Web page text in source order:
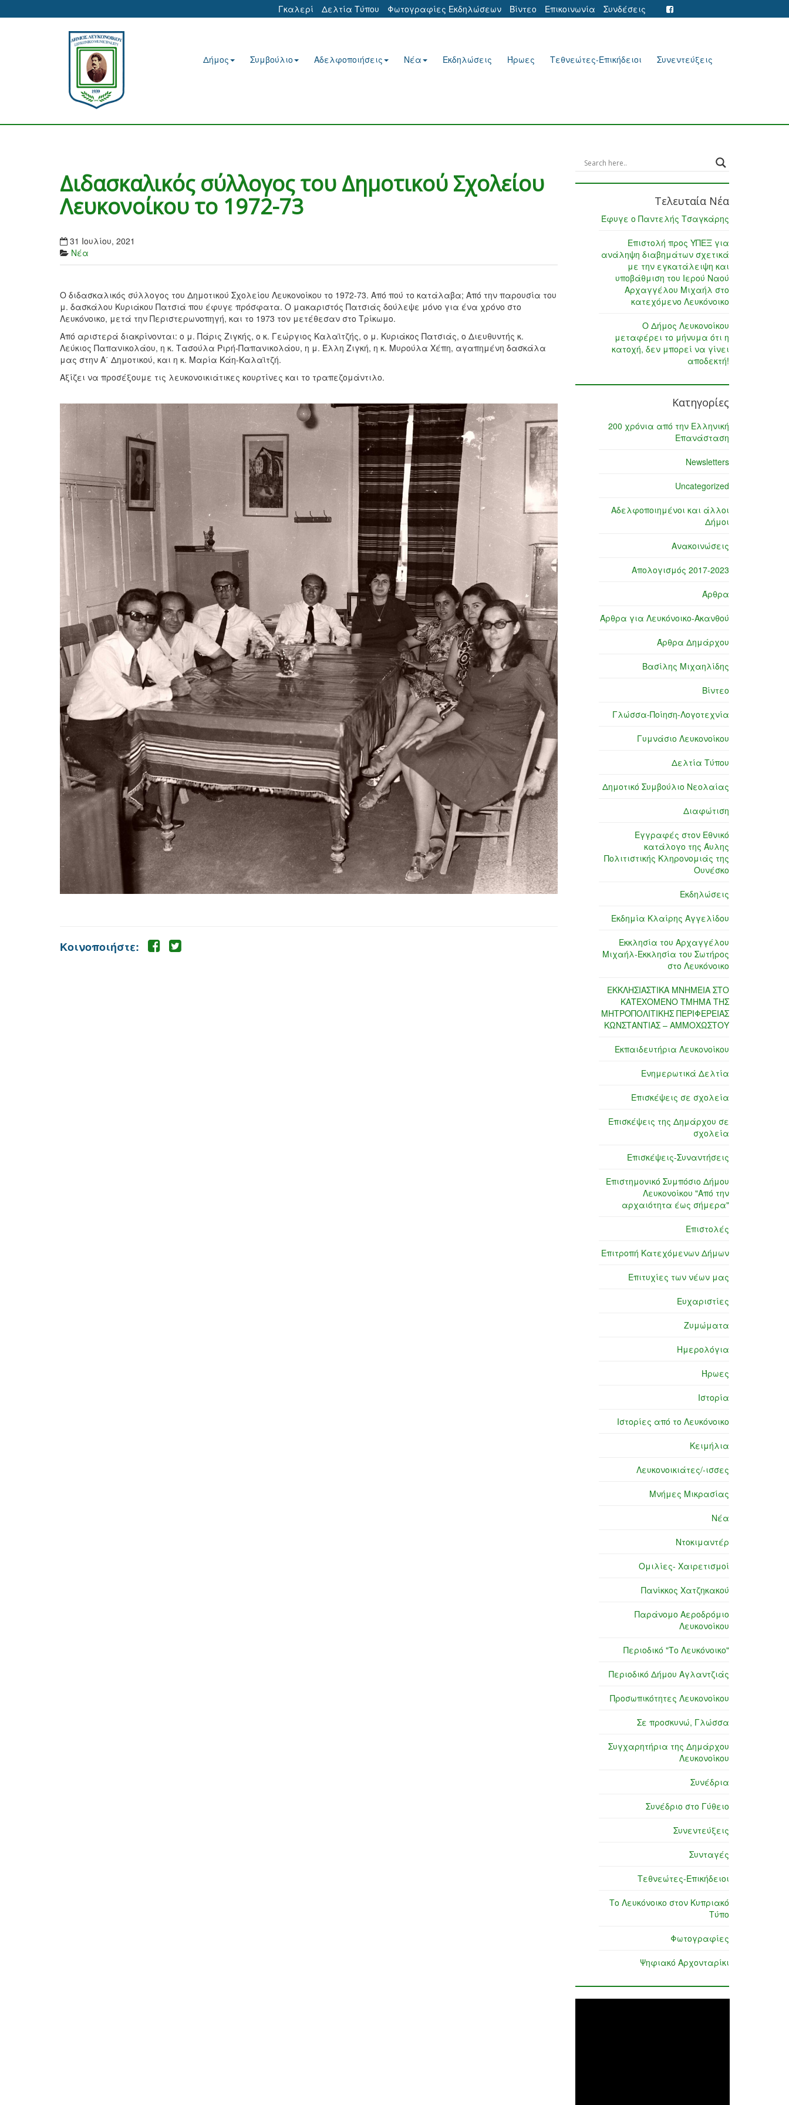
Γκαλερί Δελτία Τύπου Φωτογραφίες Εκδηλώσεων Βίντεο Επικοινωνία Συνδέσεις
Δήμος Συμβούλιο Αδελφοποιήσεις Νέα Εκδηλώσεις Ήρωες Τεθνεώτες-Επικήδειοι Συνεντεύξεις
Διδασκαλικός σύλλογος του Δημοτικού Σχολείου
Λευκονοίκου το 1972-73
31 Ιουλίου, 2021
Νέα
Ο διδασκαλικός σύλλογος του Δημοτικού Σχολείου Λευκονοίκου το 1972-73. Από πού το κατάλαβα; Από την παρουσία του
μ. δασκάλου Κυριάκου Πατσιά που έφυγε πρόσφατα. Ο μακαριστός Πατσιάς δούλεψε μόνο για ένα χρόνο στο
Λευκόνοικο, μετά την Περιστερωνοπηγή, και το 1973 τον μετέθεσαν στο Τρίκωμο.
Από αριστερά διακρίνονται: ο μ. Πάρις Ζιγκής, ο κ. Γεώργιος Καλαϊτζής, ο μ. Κυριάκος Πατσιάς, ο Διευθυντής κ.
Λεύκιος Παπανικολάου, η κ. Τασούλα Ριρή-Παπανικολάου, η μ. Έλλη Ζιγκή, η κ. Μυρούλα Χέπη, αγαπημένη δασκάλα
μας στην Α΄ Δημοτικού, και η κ. Μαρία Κάη-Καλαϊτζή.
Αξίζει να προσέξουμε τις λευκονοικιάτικες κουρτίνες και το τραπεζομάντιλο.
Κοινοποιήστε:
Τελευταία Νέα
Έφυγε ο Παντελής Τσαγκάρης
Επιστολή προς ΥΠΕΞ για
ανάληψη διαβημάτων σχετικά
με την εγκατάλειψη και
υποβάθμιση του Ιερού Ναού
Αρχαγγέλου Μιχαήλ στο
κατεχόμενο Λευκόνοικο
Ο Δήμος Λευκονοίκου
μεταφέρει το μήνυμα ότι η
κατοχή, δεν μπορεί να γίνει
αποδεκτή!
Κατηγορίες
200 χρόνια από την Ελληνική
Επανάσταση
Newsletters
Uncategorized
Αδελφοποιημένοι και άλλοι
Δήμοι
Ανακοινώσεις
Απολογισμός 2017-2023
Άρθρα
Άρθρα για Λευκόνοικο-Ακανθού
Άρθρα Δημάρχου
Βασίλης Μιχαηλίδης
Βίντεο
Γλώσσα-Ποίηση-Λογοτεχνία
Γυμνάσιο Λευκονοίκου
Δελτία Τύπου
Δημοτικό Συμβούλιο Νεολαίας
Διαφώτιση
Εγγραφές στον Εθνικό
κατάλογο της Άυλης
Πολιτιστικής Κληρονομιάς της
Ουνέσκο
Εκδηλώσεις
Εκδημία Κλαίρης Αγγελίδου
Εκκλησία του Αρχαγγέλου
Μιχαήλ-Εκκλησία του Σωτήρος
στο Λευκόνοικο
ΕΚΚΛΗΣΙΑΣΤΙΚΑ ΜΝΗΜΕΙΑ ΣΤΟ
ΚΑΤΕΧΟΜΕΝΟ ΤΜΗΜΑ ΤΗΣ
ΜΗΤΡΟΠΟΛΙΤΙΚΗΣ ΠΕΡΙΦΕΡΕΙΑΣ
ΚΩΝΣΤΑΝΤΙΑΣ – ΑΜΜΟΧΩΣΤΟΥ
Εκπαιδευτήρια Λευκονοίκου
Ενημερωτικά Δελτία
Επισκέψεις σε σχολεία
Επισκέψεις της Δημάρχου σε
σχολεία
Επισκέψεις-Συναντήσεις
Επιστημονικό Συμπόσιο Δήμου
Λευκονοίκου "Από την
αρχαιότητα έως σήμερα"
Επιστολές
Επιτροπή Κατεχόμενων Δήμων
Επιτυχίες των νέων μας
Ευχαριστίες
Ζυμώματα
Ημερολόγια
Ήρωες
Ιστορία
Ιστορίες από το Λευκόνοικο
Κειμήλια
Λευκονοικιάτες/-ισσες
Μνήμες Μικρασίας
Νέα
Ντοκιμαντέρ
Ομιλίες- Χαιρετισμοί
Πανίκκος Χατζηκακού
Παράνομο Αεροδρόμιο
Λευκονοίκου
Περιοδικό "Το Λευκόνοικο"
Περιοδικό Δήμου Αγλαντζιάς
Προσωπικότητες Λευκονοίκου
Σε προσκυνώ, Γλώσσα
Συγχαρητήρια της Δημάρχου
Λευκονοίκου
Συνέδρια
Συνέδριο στο Γύθειο
Συνεντεύξεις
Συνταγές
Τεθνεώτες-Επικήδειοι
Το Λευκόνοικο στον Κυπριακό
Τύπο
Φωτογραφίες
Ψηφιακό Αρχονταρίκι